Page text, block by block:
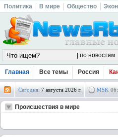
Политика В мире Общество
Главная Все темы Россия
Сегодня: 7 августа 2026 г. MSK 06:
Происшествия в мире